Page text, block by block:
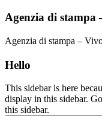
Agenzia di stampa
Agenzia di stampa –
Hello
This sidebar is here
display in this sidebar.
this sidebar.